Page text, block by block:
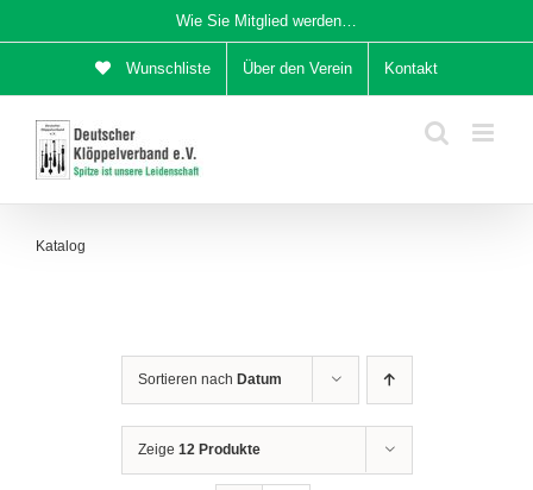
Inhalt
Wie Sie Mitglied werden…
Wunschliste Über den Verein Kontakt
Katalog
Sortieren nach Datum
Zeige 12 Produkte